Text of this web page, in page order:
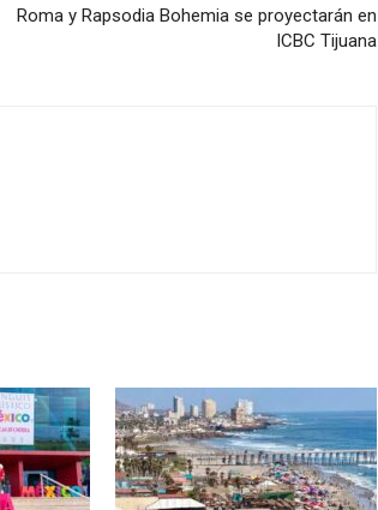
Roma y Rapsodia Bohemia se proyectarán en
ICBC Tijuana